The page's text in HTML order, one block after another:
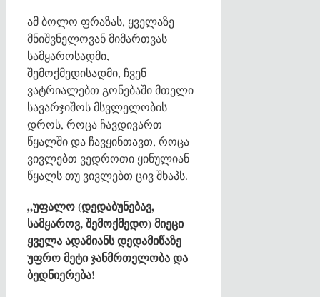
ამ ბოლო ფრაზას, ყველაზე
მნიშვნელოვან მიმართვას
სამყაროსადმი,
შემოქმედისადმი, ჩვენ
ვატრიალებთ გონებაში მთელი
სავარჯიშოს მსვლელობის
დროს, როცა ჩავდივართ
წყალში და ჩავყინთავთ, როცა
ვივლებთ ვედროთი ყინულიან
წყალს თუ ვივლებთ ცივ შხაპს.
„უფალო (დედაბუნებავ,
სამყაროვ, შემოქმედო) მიეცი
ყველა ადამიანს დედამიწაზე
უფრო მეტი ჯანმრთელობა და
ბედნიერება!